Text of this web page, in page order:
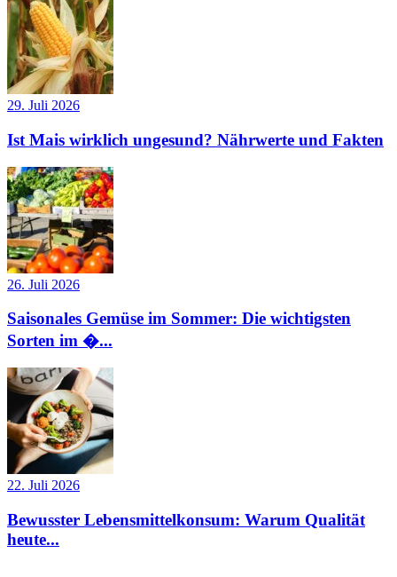
29. Juli 2026
Ist Mais wirklich ungesund? Nährwerte und Fakten
26. Juli 2026
Saisonales Gemüse im Sommer: Die wichtigsten
Sorten im �...
22. Juli 2026
Bewusster Lebensmittelkonsum: Warum Qualität
heute...